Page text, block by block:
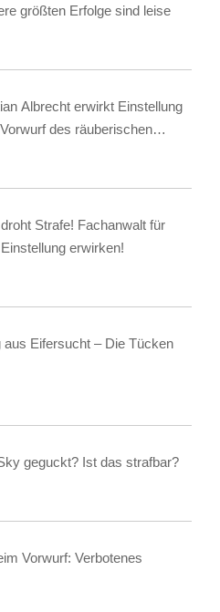
größten Erfolge sind leise
Albrecht erwirkt Einstellung
des räuberischen
Strafe! Fachanwalt für
erwirken!
aus Eifersucht – Die Tücken
geguckt? Ist das strafbar?
Vorwurf: Verbotenes